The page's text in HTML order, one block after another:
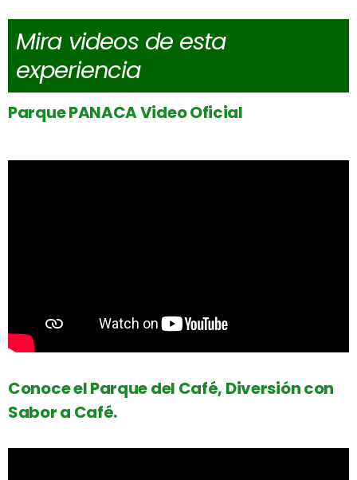
Mira videos de esta
experiencia
Parque PANACA Video Oficial
Conoce el Parque del Café, Diversión con
Sabor a Café.